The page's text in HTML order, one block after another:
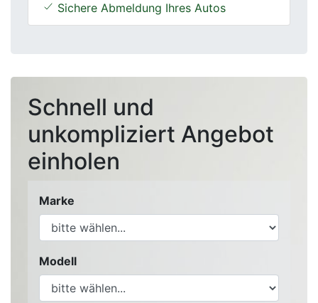
Sichere Abmeldung Ihres Autos
Schnell und
unkompliziert Angebot
einholen
Marke
Modell